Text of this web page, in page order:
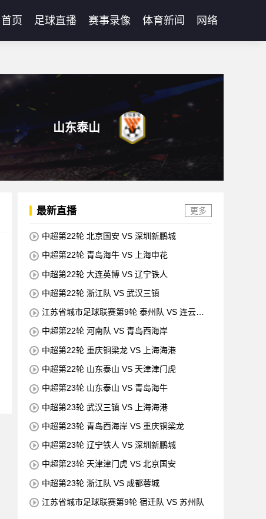
首页 足球直播 赛事录像 体育新闻 网络
山东泰山
最新直播 更多
中超第22轮 北京国安 VS 深圳新鵬城
中超第22轮 青岛海牛 VS 上海申花
中超第22轮 大连英博 VS 辽宁铁人
中超第22轮 浙江队 VS 武汉三镇
江苏省城市足球联赛第9轮 泰州队 VS 连云港
中超第22轮 河南队 VS 青岛西海岸
中超第22轮 重庆铜梁龙 VS 上海海港
中超第22轮 山东泰山 VS 天津津门虎
中超第23轮 山东泰山 VS 青岛海牛
中超第23轮 武汉三镇 VS 上海海港
中超第23轮 青岛西海岸 VS 重庆铜梁龙
中超第23轮 辽宁铁人 VS 深圳新鵬城
中超第23轮 天津津门虎 VS 北京国安
中超第23轮 浙江队 VS 成都蓉城
江苏省城市足球联赛第9轮 宿迁队 VS 苏州队